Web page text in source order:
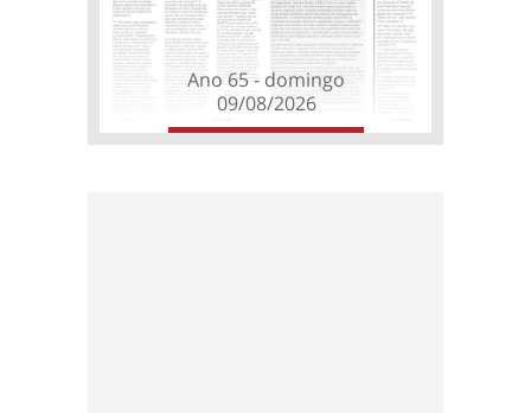
Ano 65 - domingo
09/08/2026